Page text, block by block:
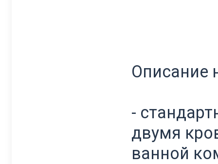
Описание
-
двумя
ванной